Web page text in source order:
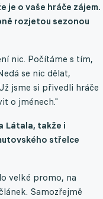
je o vaše hráče zájem.
rozjetou sezonou
nic. Počítáme s tím,
se nic dělat,
jsme si přivedli hráče
o jménech."
Látala, takže i
střelce
velké promo, na
Samozřejmě